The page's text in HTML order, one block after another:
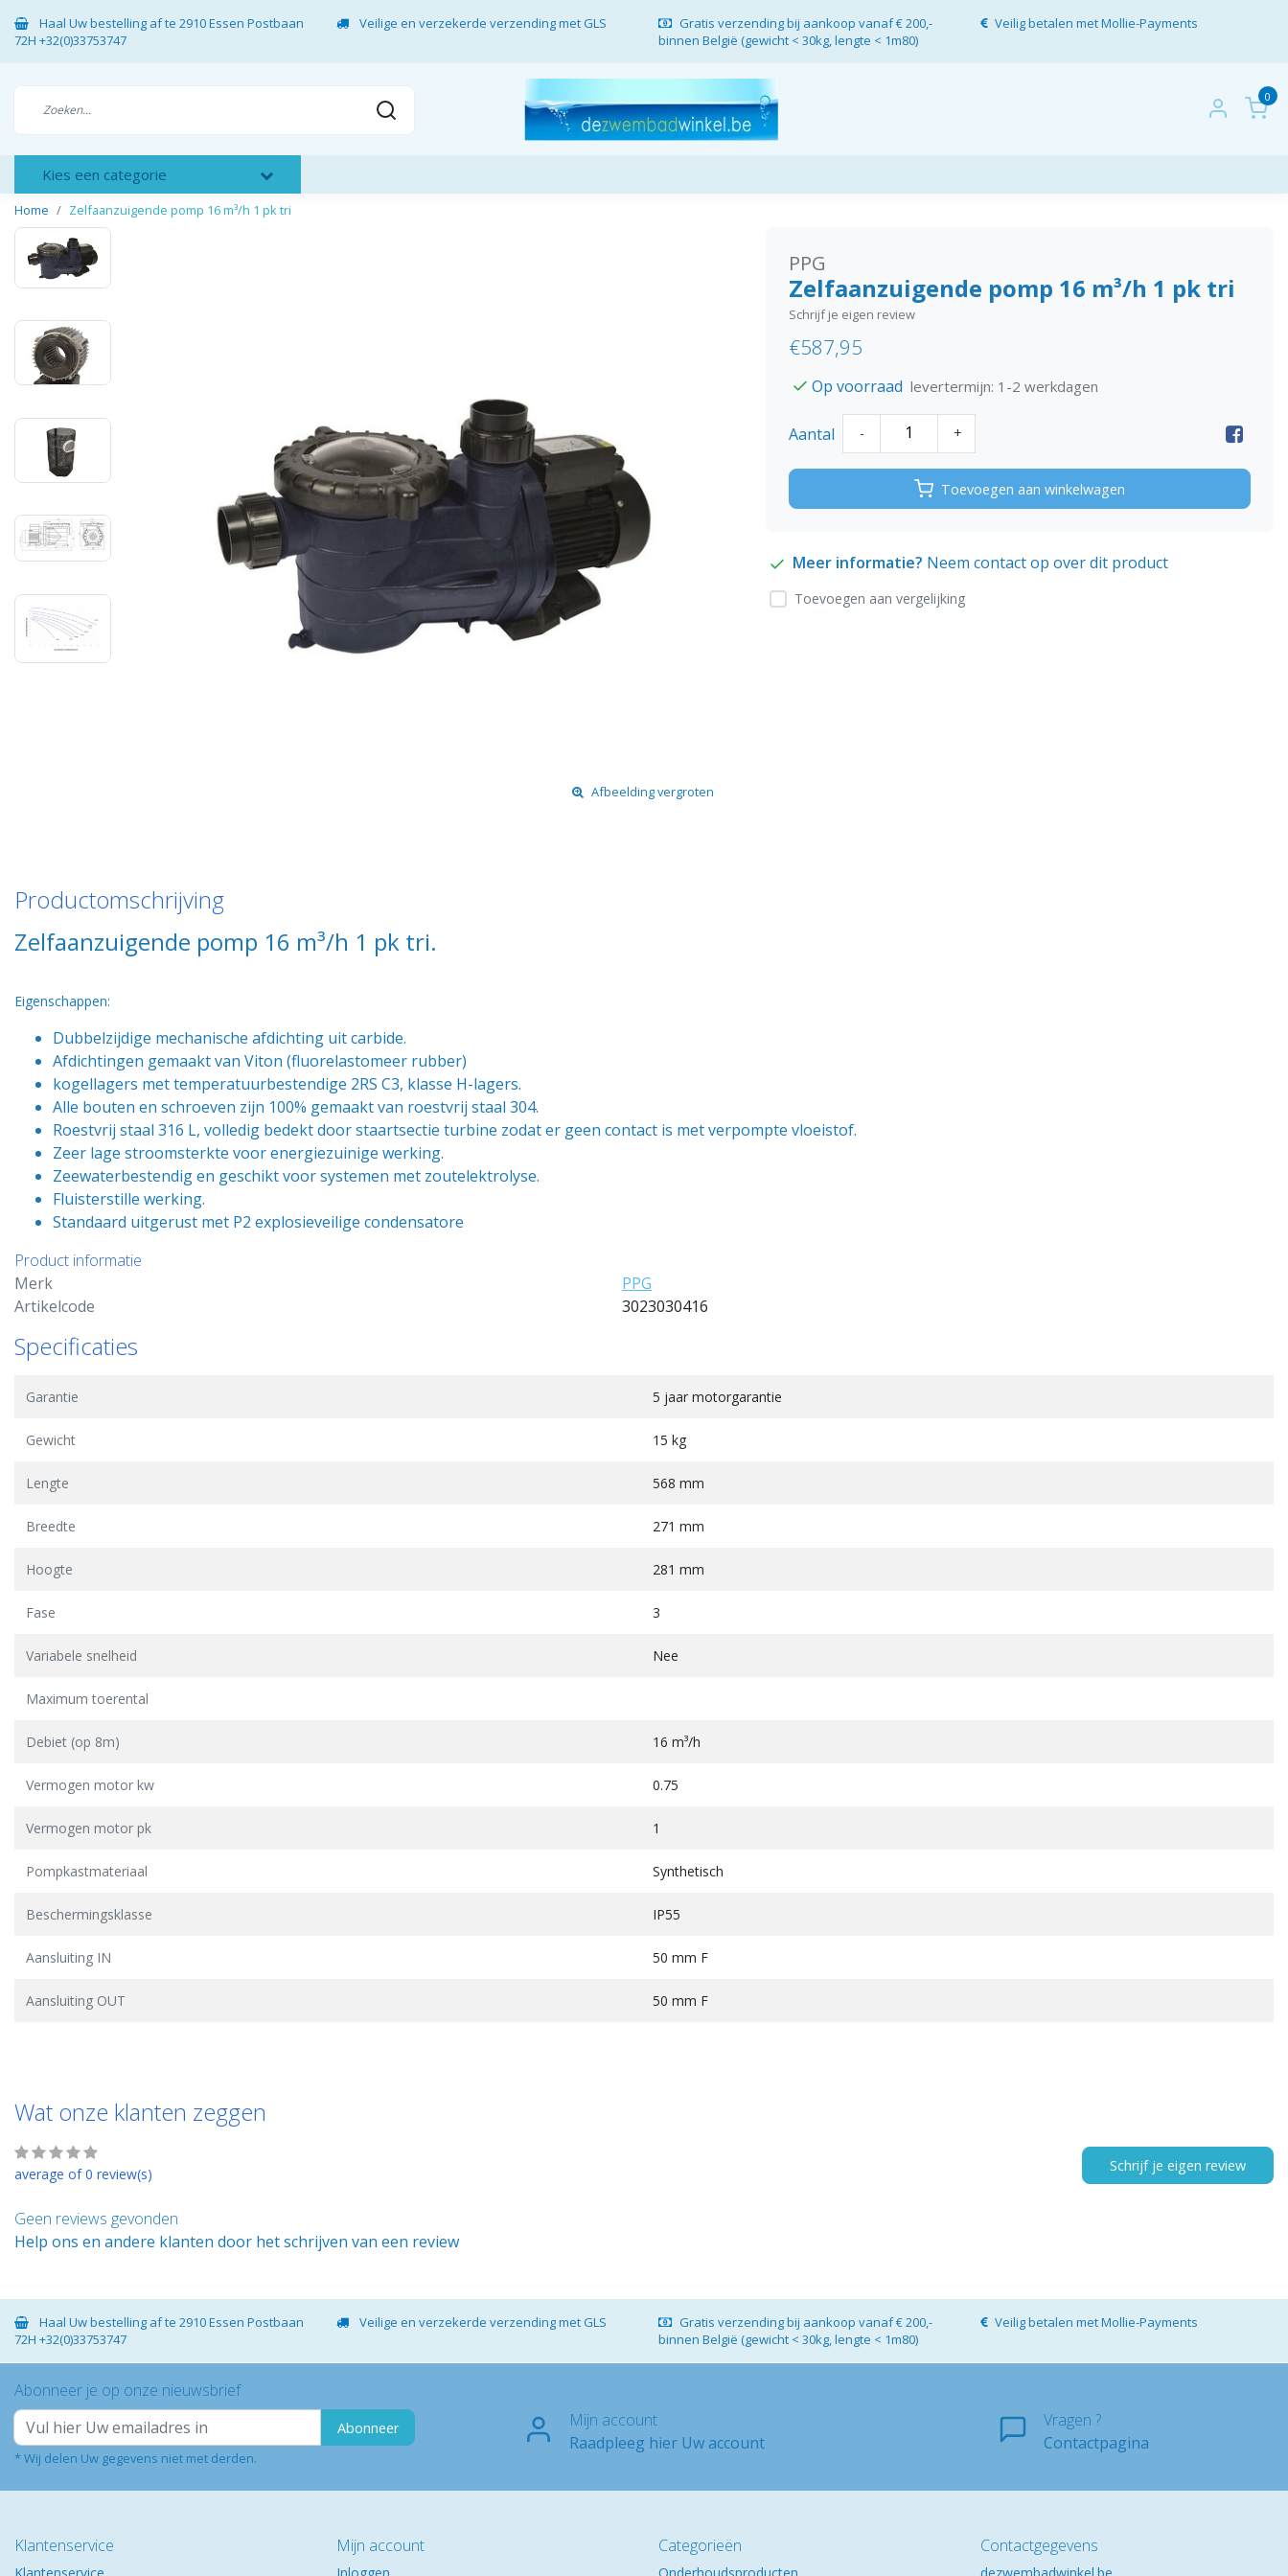
Haal Uw bestelling af te 2910 Essen Postbaan
72H +32(0)33753747
Veilige en verzekerde verzending met GLS
Gratis verzending bij aankoop vanaf € 200,-
binnen België (gewicht < 30kg, lengte < 1m80)
Veilig betalen met Mollie-Payments
0
Kies een categorie
Home Zelfaanzuigende pomp 16 m³/h 1 pk tri
Afbeelding vergroten
PPG
Zelfaanzuigende pomp 16 m³/h 1 pk tri
Schrijf je eigen review
€587,95
Op voorraad levertermijn: 1-2 werkdagen
Aantal - +
Toevoegen aan winkelwagen
Meer informatie? Neem contact op over dit product
Toevoegen aan vergelijking
Productomschrijving
Zelfaanzuigende pomp 16 m³/h 1 pk tri.
Eigenschappen:
Dubbelzijdige mechanische afdichting uit carbide.
Afdichtingen gemaakt van Viton (fluorelastomeer rubber)
kogellagers met temperatuurbestendige 2RS C3, klasse H-lagers.
Alle bouten en schroeven zijn 100% gemaakt van roestvrij staal 304.
Roestvrij staal 316 L, volledig bedekt door staartsectie turbine zodat er geen contact is met verpompte vloeistof.
Zeer lage stroomsterkte voor energiezuinige werking.
Zeewaterbestendig en geschikt voor systemen met zoutelektrolyse.
Fluisterstille werking.
Standaard uitgerust met P2 explosieveilige condensatore
Product informatie
Merk
PPG
Artikelcode
3023030416
Specificaties
Garantie 5 jaar motorgarantie
Gewicht 15 kg
Lengte 568 mm
Breedte 271 mm
Hoogte 281 mm
Fase 3
Variabele snelheid Nee
Maximum toerental
Debiet (op 8m) 16 m³/h
Vermogen motor kw 0.75
Vermogen motor pk 1
Pompkastmateriaal Synthetisch
Beschermingsklasse IP55
Aansluiting IN 50 mm F
Aansluiting OUT 50 mm F
Wat onze klanten zeggen
average of 0 review(s) Schrijf je eigen review
Geen reviews gevonden
Help ons en andere klanten door het schrijven van een review
Haal Uw bestelling af te 2910 Essen Postbaan
72H +32(0)33753747
Veilige en verzekerde verzending met GLS
Gratis verzending bij aankoop vanaf € 200,-
binnen België (gewicht < 30kg, lengte < 1m80)
Veilig betalen met Mollie-Payments
Abonneer je op onze nieuwsbrief
Abonneer
* Wij delen Uw gegevens niet met derden.
Mijn account
Raadpleeg hier Uw account
Vragen ?
Contactpagina
Klantenservice Mijn account Categorieën Contactgegevens